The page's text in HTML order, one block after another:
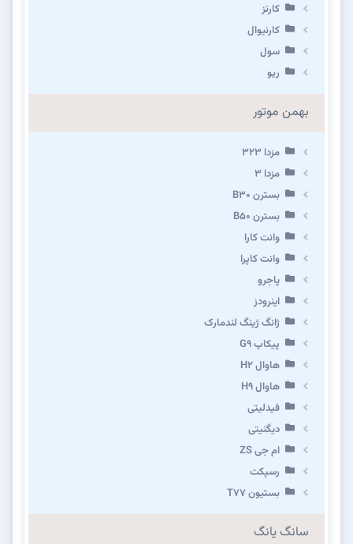
کارنز
کارنیوال
سول
ریو
بهمن موتور
مزدا ۳۲۳
مزدا ۳
بسترن B۳۰
بسترن B۵۰
وانت کارا
وانت کاپرا
پاجرو
اینرودز
ژانگ ژینگ لندمارک
پیکاپ G۹
هاوال H۲
هاوال H۹
فیدلیتی
دیگنیتی
ام جی ZS
رسپکت
بستیون T۷۷
سانگ یانگ